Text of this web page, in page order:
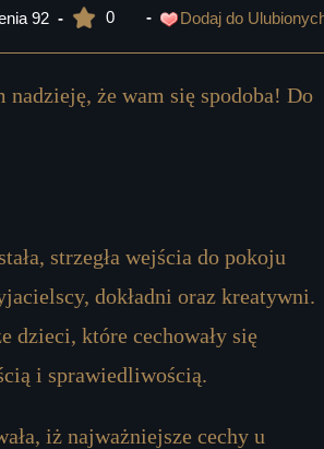
92 0 Dodaj do
że wam się spodoba! Do
strzegła wejścia do pokoju
dokładni oraz kreatywni.
dzieci, które cechowały się
i sprawiedliwością.
iż najważniejsze cechy u